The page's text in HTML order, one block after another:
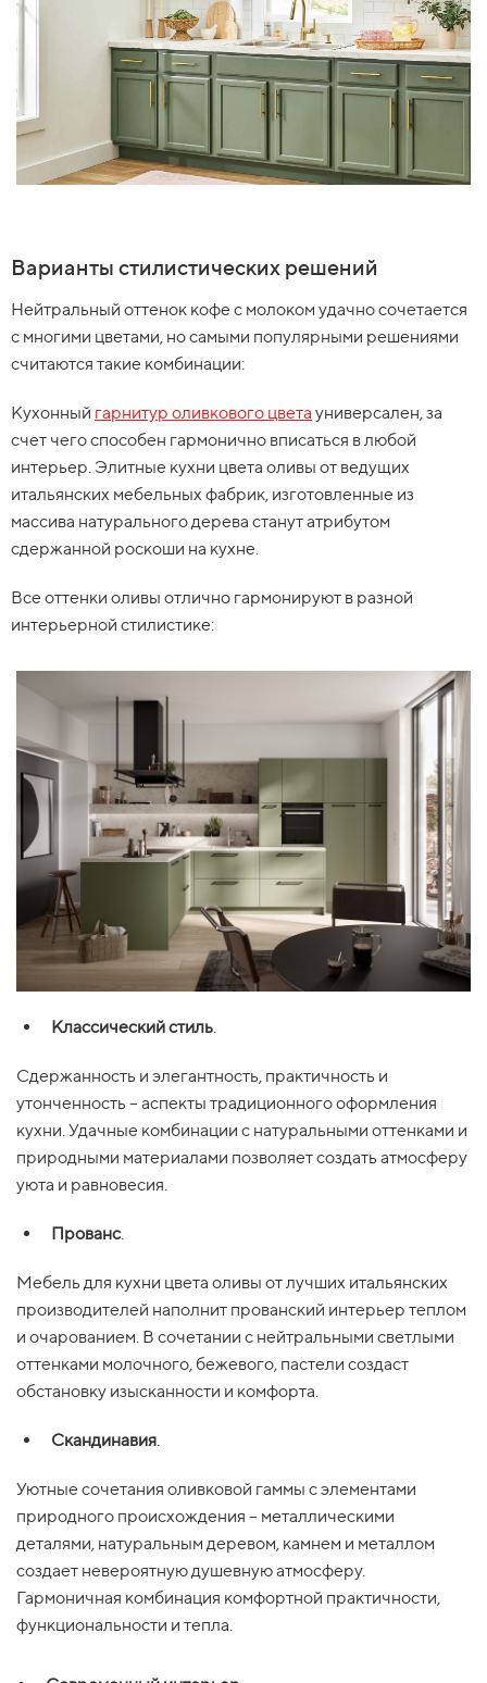
Варианты стилистических решений
Нейтральный оттенок кофе с молоком удачно сочетается
с многими цветами, но самыми популярными решениями
считаются такие комбинации:
Кухонный гарнитур оливкового цвета универсален, за
счет чего способен гармонично вписаться в любой
интерьер. Элитные кухни цвета оливы от ведущих
итальянских мебельных фабрик, изготовленные из
массива натурального дерева станут атрибутом
сдержанной роскоши на кухне.
Все оттенки оливы отлично гармонируют в разной
интерьерной стилистике:
Классический стиль.
Сдержанность и элегантность, практичность и
утонченность – аспекты традиционного оформления
кухни. Удачные комбинации с натуральными оттенками и
природными материалами позволяет создать атмосферу
уюта и равновесия.
Прованс.
Мебель для кухни цвета оливы от лучших итальянских
производителей наполнит прованский интерьер теплом
и очарованием. В сочетании с нейтральными светлыми
оттенками молочного, бежевого, пастели создаст
обстановку изысканности и комфорта.
Скандинавия.
Уютные сочетания оливковой гаммы с элементами
природного происхождения – металлическими
деталями, натуральным деревом, камнем и металлом
создает невероятную душевную атмосферу.
Гармоничная комбинация комфортной практичности,
функциональности и тепла.